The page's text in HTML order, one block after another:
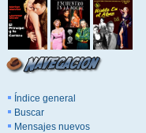
Índice general
Buscar
Mensajes nuevos